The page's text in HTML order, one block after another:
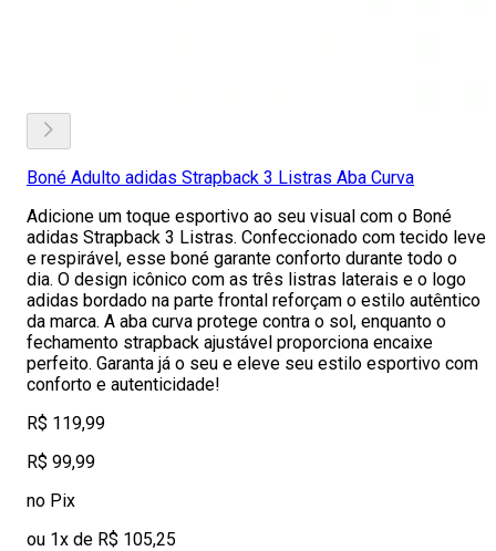
Boné Adulto adidas Strapback 3 Listras Aba Curva
Adicione um toque esportivo ao seu visual com o Boné
adidas Strapback 3 Listras. Confeccionado com tecido leve
e respirável, esse boné garante conforto durante todo o
dia. O design icônico com as três listras laterais e o logo
adidas bordado na parte frontal reforçam o estilo autêntico
da marca. A aba curva protege contra o sol, enquanto o
fechamento strapback ajustável proporciona encaixe
perfeito. Garanta já o seu e eleve seu estilo esportivo com
conforto e autenticidade!
R$ 119,99
R$ 99,99
no Pix
ou 1x de R$ 105,25